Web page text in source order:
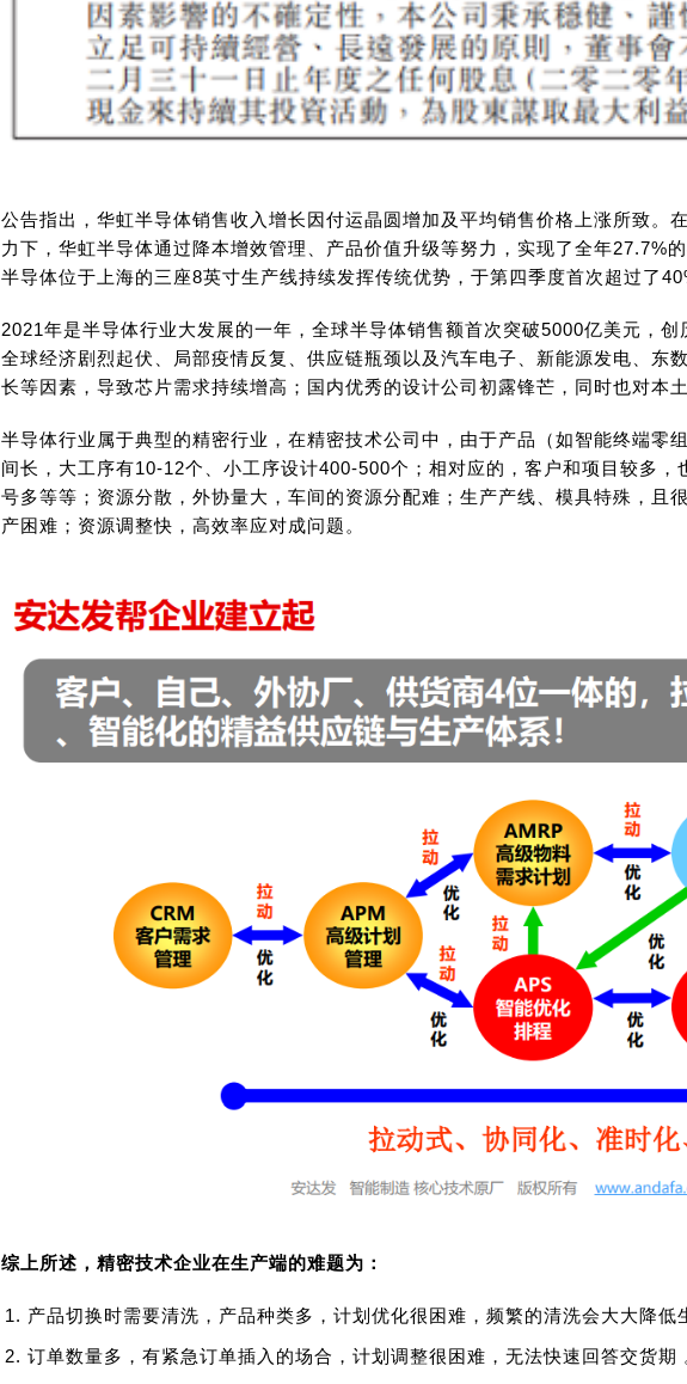
公告指出，华虹半导体销售收入增长因付运晶圆增加及平均销售价格上涨所致。
力下，华虹半导体通过降本增效管理、产品价值升级等努力，实现了全年27.7%
半导体位于上海的三座8英寸生产线持续发挥传统优势，于第四季度首次超过了
2021年是半导体行业大发展的一年，全球半导体销售额首次突破5000亿美元，
全球经济剧烈起伏、局部疫情反复、供应链瓶颈以及汽车电子、新能源发电、东
长等因素，导致芯片需求持续增高；国内优秀的设计公司初露锋芒，同时也对本
半导体行业属于典型的精密行业，在精密技术公司中，由于产品（如智能终端零
间长，大工序有10-12个、小工序设计400-500个；相对应的，客户和项目较多
号多等等；资源分散，外协量大，车间的资源分配难；生产产线、模具特殊，且
产困难；资源调整快，高效率应对成问题。
综上所述，精密技术企业在生产端的难题为：
产品切换时需要清洗，产品种类多，计划优化很困难，频繁的清洗会大大降低
订单数量多，有紧急订单插入的场合，计划调整很困难，无法快速回答交货期